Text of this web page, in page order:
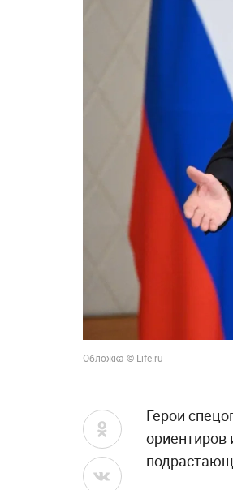
Обложка © Life.ru
Герои
ориентиров